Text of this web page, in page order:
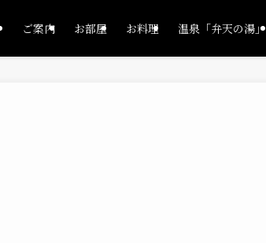
ご案内 お部屋 お料理 温泉「弁天の湯」